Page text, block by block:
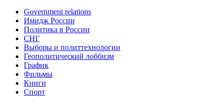
Government relations
Имидж России
Политика в России
СНГ
Выборы и политтехнологии
Геополитический лоббизм
График
Фильмы
Книги
Спорт